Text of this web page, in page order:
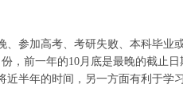
参加高考、考研失败、本科毕业
，前一年的10月底是最晚的截止
半年的时间，另一方面有利于学习